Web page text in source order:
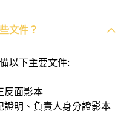
文件？
以下主要文件:
反面影本
證明、負責人身分證影本